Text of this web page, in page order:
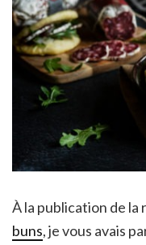
À la publication de la
buns, je vous avais